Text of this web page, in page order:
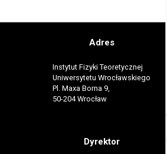
Adres
Instytut Fizyki Teoretycznej
Uniwersytetu Wrocławskiego
Pl. Maxa Borna 9,
50-204 Wrocław
Dyrektor